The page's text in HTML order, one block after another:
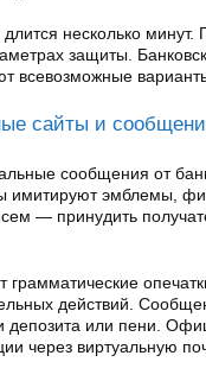
несколько
защиты.
всевозможные
сайты и
сообщения от
имитируют эмблемы,
— принудить
действий.
депозита или пени.
через виртуальную